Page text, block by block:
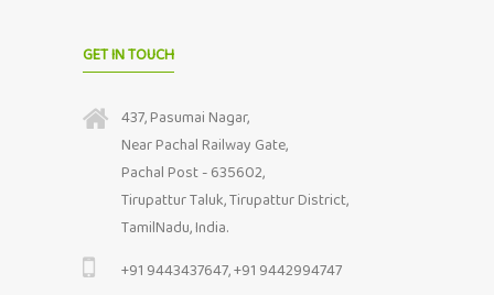
GET IN TOUCH
437, Pasumai Nagar,
Near Pachal Railway Gate,
Pachal Post - 635602,
Tirupattur Taluk, Tirupattur District,
TamilNadu, India.
+91 9443437647, +91 9442994747